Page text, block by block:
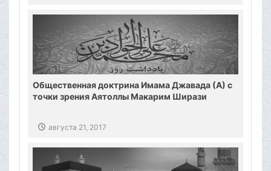
Общественная доктрина Имама Джавада (А) с
точки зрения Аятоллы Макарим Ширази
августа 21, 2017